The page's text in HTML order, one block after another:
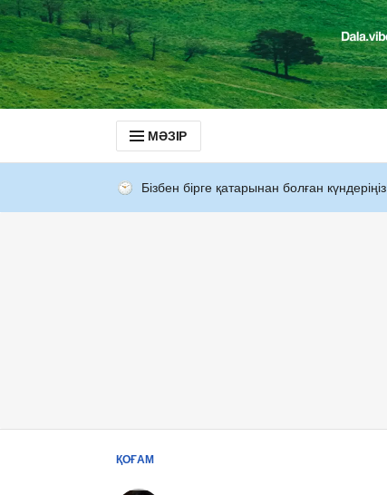
МӘЗІР
Бізбен бірге қатарынан болған күндеріңіз
ҚОҒАМ